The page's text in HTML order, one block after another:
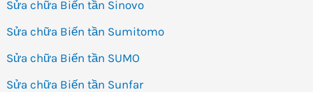
Sửa chữa Biến tần Sinovo
Sửa chữa Biến tần Sumitomo
Sửa chữa Biến tần SUMO
Sửa chữa Biến tần Sunfar